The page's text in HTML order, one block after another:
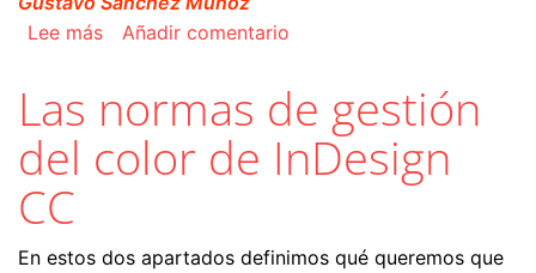
Lee mássobre Previsualizar salida y el administrador
Añadir comentario
Las normas de gestión
del color de InDesign
CC
En estos dos apartados definimos qué queremos que